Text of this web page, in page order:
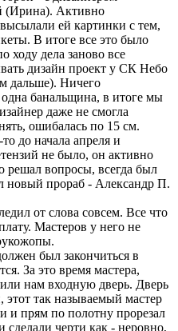
(Ирина). Активно
ей картинки с тем,
В итоге все это было
ходу дела заново все
дизайн проект у СК Небо
дальше). Ничего
банальщина, в итоге мы
даже не смогла
ошибалась по 15 см.
до начала апреля и
не было, он активно
решал вопросы, всегда был
новый прораб - Александр П.
от слова совсем. Все что
Мастеров у него не
был закончиться в
За это время мастера,
нам входную дверь. Дверь
так называемый мастер
и прям по полотну прорезал
черти как - неровно,